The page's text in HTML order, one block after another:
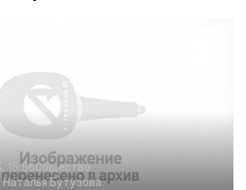
15:56Общество
Наталья Бутузова